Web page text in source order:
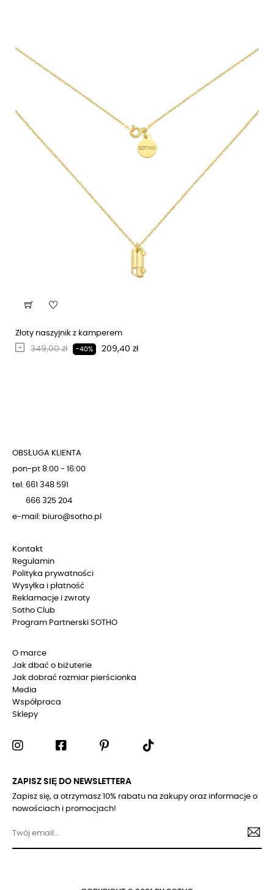
Złoty naszyjnik z kamperem
Regularna cena
349,00 zł -40% Cena
209,40 zł
OBSŁUGA KLIENTA
pon-pt 8:00 - 16:00
tel: 661 348 591
666 325 204
e-mail: biuro@sotho.pl
Kontakt
Regulamin
Polityka prywatności
Wysyłka i płatność
Reklamacje i zwroty
Sotho Club
Program Partnerski SOTHO
O marce
Jak dbać o biżuterie
Jak dobrać rozmiar pierścionka
Media
Współpraca
Sklepy
ZAPISZ SIĘ DO NEWSLETTERA
Zapisz się, a otrzymasz 10% rabatu na zakupy oraz informacje o
nowościach i promocjach!